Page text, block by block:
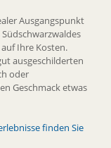
Ausgangspunkt
Ihre Kosten.
ausgeschilderten
oder
Geschmack etwas
finden Sie